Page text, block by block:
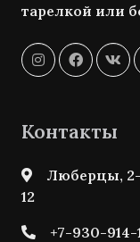
тарелкой или
Контакты
Люберцы,
12
+7-930-914-